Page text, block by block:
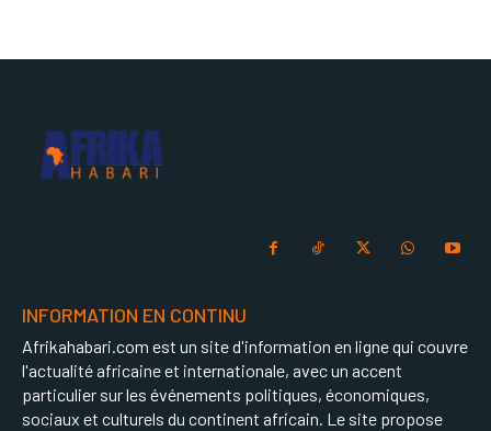
INFORMATION EN CONTINU
Afrikahabari.com est un site d'information en ligne qui couvre
l'actualité africaine et internationale, avec un accent
particulier sur les événements politiques, économiques,
sociaux et culturels du continent africain. Le site propose